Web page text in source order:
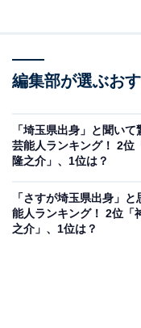
元の話をよくバラエ
編集部が選ぶお
「埼玉県出身」と聞いて
芸能人ランキング！ 2位
隆之介」、1位は？
「さすが埼玉県出身」と
能人ランキング！ 2位「
之介」、1位は？